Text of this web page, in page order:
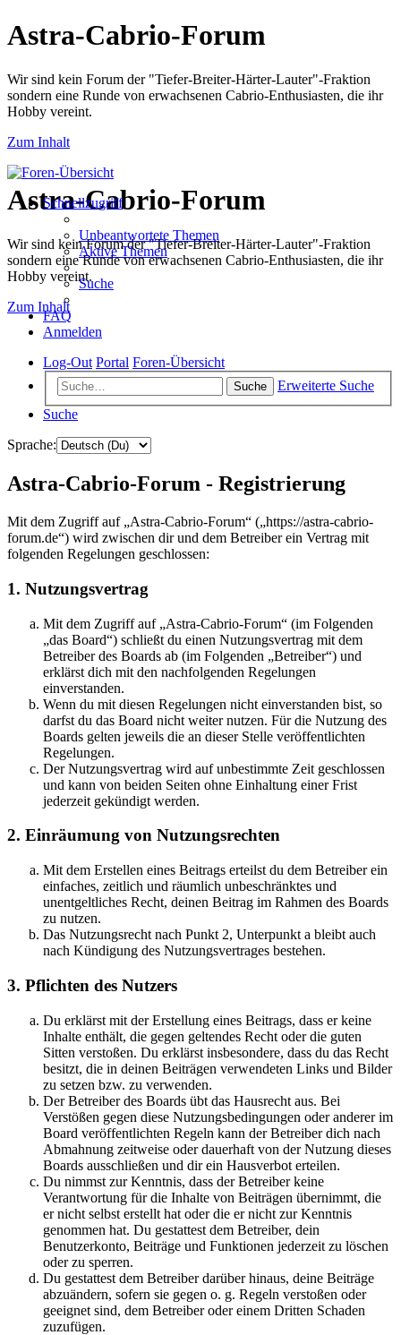
Astra-Cabrio-Forum
Wir sind kein Forum der "Tiefer-Breiter-Härter-Lauter"-Fraktion
sondern eine Runde von erwachsenen Cabrio-Enthusiasten, die ihr
Hobby vereint.
Zum Inhalt
Astra-Cabrio-Forum
Wir sind kein Forum der "Tiefer-Breiter-Härter-Lauter"-Fraktion
sondern eine Runde von erwachsenen Cabrio-Enthusiasten, die ihr
Hobby vereint.
Zum Inhalt
Schnellzugriff
Unbeantwortete Themen
Aktive Themen
Suche
FAQ
Anmelden
Log-Out Portal Foren-Übersicht
Suche
Erweiterte Suche
Suche
Sprache:
Astra-Cabrio-Forum - Registrierung
Mit dem Zugriff auf „Astra-Cabrio-Forum“ („https://astra-cabrio-
forum.de“) wird zwischen dir und dem Betreiber ein Vertrag mit
folgenden Regelungen geschlossen:
1. Nutzungsvertrag
Mit dem Zugriff auf „Astra-Cabrio-Forum“ (im Folgenden
„das Board“) schließt du einen Nutzungsvertrag mit dem
Betreiber des Boards ab (im Folgenden „Betreiber“) und
erklärst dich mit den nachfolgenden Regelungen
einverstanden.
Wenn du mit diesen Regelungen nicht einverstanden bist, so
darfst du das Board nicht weiter nutzen. Für die Nutzung des
Boards gelten jeweils die an dieser Stelle veröffentlichten
Regelungen.
Der Nutzungsvertrag wird auf unbestimmte Zeit geschlossen
und kann von beiden Seiten ohne Einhaltung einer Frist
jederzeit gekündigt werden.
2. Einräumung von Nutzungsrechten
Mit dem Erstellen eines Beitrags erteilst du dem Betreiber ein
einfaches, zeitlich und räumlich unbeschränktes und
unentgeltliches Recht, deinen Beitrag im Rahmen des Boards
zu nutzen.
Das Nutzungsrecht nach Punkt 2, Unterpunkt a bleibt auch
nach Kündigung des Nutzungsvertrages bestehen.
3. Pflichten des Nutzers
Du erklärst mit der Erstellung eines Beitrags, dass er keine
Inhalte enthält, die gegen geltendes Recht oder die guten
Sitten verstoßen. Du erklärst insbesondere, dass du das Recht
besitzt, die in deinen Beiträgen verwendeten Links und Bilder
zu setzen bzw. zu verwenden.
Der Betreiber des Boards übt das Hausrecht aus. Bei
Verstößen gegen diese Nutzungsbedingungen oder anderer im
Board veröffentlichten Regeln kann der Betreiber dich nach
Abmahnung zeitweise oder dauerhaft von der Nutzung dieses
Boards ausschließen und dir ein Hausverbot erteilen.
Du nimmst zur Kenntnis, dass der Betreiber keine
Verantwortung für die Inhalte von Beiträgen übernimmt, die
er nicht selbst erstellt hat oder die er nicht zur Kenntnis
genommen hat. Du gestattest dem Betreiber, dein
Benutzerkonto, Beiträge und Funktionen jederzeit zu löschen
oder zu sperren.
Du gestattest dem Betreiber darüber hinaus, deine Beiträge
abzuändern, sofern sie gegen o. g. Regeln verstoßen oder
geeignet sind, dem Betreiber oder einem Dritten Schaden
zuzufügen.